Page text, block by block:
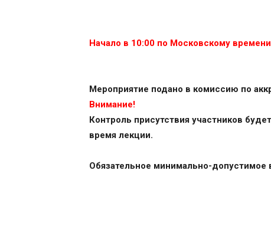
Начало в 10:00 по Московскому времени
Мероприятие подано в комиссию по
Внимание!
Контроль присутствия участников
время лекции.
Обязательное минимально-допустимое